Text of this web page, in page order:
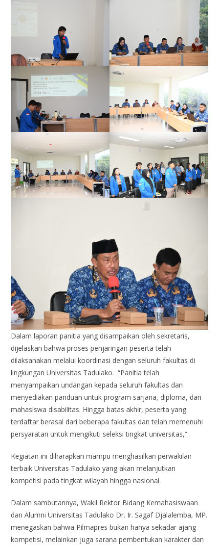
Dalam laporan panitia yang disampaikan oleh sekretaris,
dijelaskan bahwa proses penjaringan peserta telah
dilaksanakan melalui koordinasi dengan seluruh fakultas di
lingkungan Universitas Tadulako. “Panitia telah
menyampaikan undangan kepada seluruh fakultas dan
menyediakan panduan untuk program sarjana, diploma, dan
mahasiswa disabilitas. Hingga batas akhir, peserta yang
terdaftar berasal dari beberapa fakultas dan telah memenuhi
persyaratan untuk mengikuti seleksi tingkat universitas,” .
Kegiatan ini diharapkan mampu menghasilkan perwakilan
terbaik Universitas Tadulako yang akan melanjutkan
kompetisi pada tingkat wilayah hingga nasional.
Dalam sambutannya, Wakil Rektor Bidang Kemahasiswaan
dan Alumni Universitas Tadulako Dr. Ir. Sagaf Djalalemba, MP.
menegaskan bahwa Pilmapres bukan hanya sekadar ajang
kompetisi, melainkan juga sarana pembentukan karakter dan